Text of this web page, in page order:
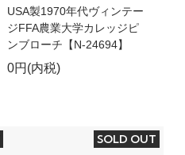
USA製1970年代ヴィンテー
ジFFA農業大学カレッジピ
ンブローチ【N-24694】
0円(内税)
SOLD OUT